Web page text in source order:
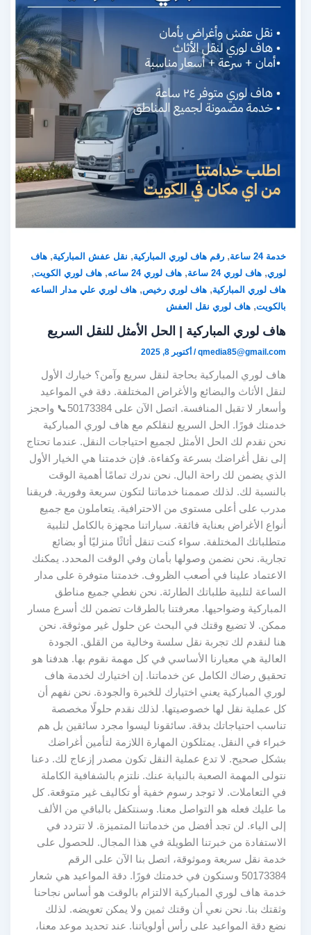
خدمة 24 ساعة ,رقم هاف لوري المباركية, نقل عفش المباركية,هاف
لوري,هاف لوري 24 ساعة ,هاف لوري 24 ساعه ,هاف لوري الكويت,
هاف لوري المباركية,هاف لوري رخيص,هاف لوري علي مدار الساعه
بالكويت,هاف لوري نقل العفش
هاف لوري المباركية | الحل الأمثل للنقل السريع
qmedia85@gmail.com
/ أكتوبر 8, 2025
هاف لوري المباركية بحاجة لنقل سريع وآمن؟ خيارك الأول
لنقل الأثاث والبضائع والأغراض المختلفة. دقة في المواعيد
وأسعار لا تقبل المنافسة. اتصل الآن على 50173384📞 واحجز
خدمتك فورًا. الحل السريع لنقلكم مع هاف لوري المباركية
نحن نقدم لك الحل الأمثل لجميع احتياجات النقل. عندما تحتاج
إلى نقل أغراضك بسرعة وكفاءة. فإن خدمتنا هي الخيار الأول
الذي يضمن لك راحة البال. نحن ندرك تمامًا أهمية الوقت
بالنسبة لك. لذلك صممنا خدماتنا لتكون سريعة وفورية. فريقنا
مدرب على أعلى مستوى من الاحترافية. يتعاملون مع جميع
أنواع الأغراض بعناية فائقة. سياراتنا مجهزة بالكامل لتلبية
متطلباتك المختلفة. سواء كنت تنقل أثاثًا منزليًا أو بضائع
تجارية. نحن نضمن وصولها بأمان وفي الوقت المحدد. يمكنك
الاعتماد علينا في أصعب الظروف. خدمتنا متوفرة على مدار
الساعة لتلبية طلباتك الطارئة. نحن نغطي جميع مناطق
المباركية وضواحيها. معرفتنا بالطرقات تضمن لك أسرع مسار
ممكن. لا تضيع وقتك في البحث عن حلول غير موثوقة. نحن
هنا لنقدم لك تجربة نقل سلسة وخالية من القلق. الجودة
العالية هي معيارنا الأساسي في كل مهمة نقوم بها. هدفنا هو
تحقيق رضاك الكامل عن خدماتنا. إن اختيارك لخدمة هاف
لوري المباركية يعني اختيارك للخبرة والجودة. نحن نفهم أن
كل عملية نقل لها خصوصيتها. لذلك نقدم حلولًا مخصصة
تناسب احتياجاتك بدقة. سائقونا ليسوا مجرد سائقين بل هم
خبراء في النقل. يمتلكون المهارة اللازمة لتأمين أغراضك
بشكل صحيح. لا تدع عملية النقل تكون مصدر إزعاج لك. دعنا
نتولى المهمة الصعبة بالنيابة عنك. نلتزم بالشفافية الكاملة
في التعاملات. لا توجد رسوم خفية أو تكاليف غير متوقعة. كل
ما عليك فعله هو التواصل معنا. وسنتكفل بالباقي من الألف
إلى الياء. لن تجد أفضل من خدماتنا المتميزة. لا تتردد في
الاستفادة من خبرتنا الطويلة في هذا المجال. للحصول على
خدمة نقل سريعة وموثوقة، اتصل بنا الآن على الرقم
50173384 وسنكون في خدمتك فورًا. دقة المواعيد هي شعار
خدمة هاف لوري المباركية الالتزام بالوقت هو أساس نجاحنا
وثقتك بنا. نحن نعي أن وقتك ثمين ولا يمكن تعويضه. لذلك
نضع دقة المواعيد على رأس أولوياتنا. عند تحديد موعد معنا،